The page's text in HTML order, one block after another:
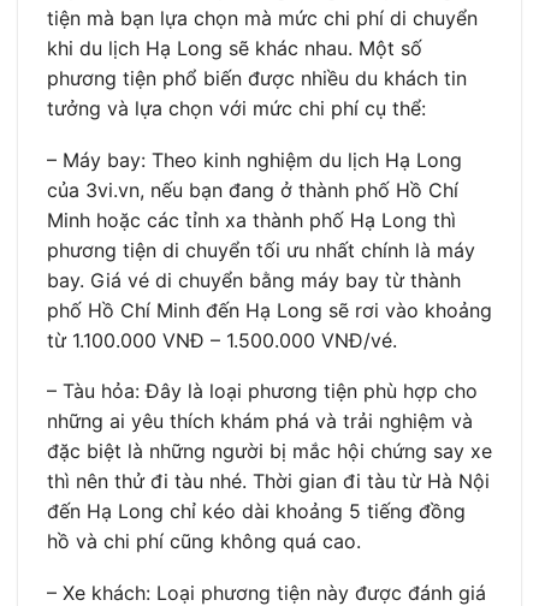
tiện mà bạn lựa chọn mà mức chi phí di chuyển
khi du lịch Hạ Long sẽ khác nhau. Một số
phương tiện phổ biến được nhiều du khách tin
tưởng và lựa chọn với mức chi phí cụ thể:
– Máy bay: Theo kinh nghiệm du lịch Hạ Long
của 3vi.vn, nếu bạn đang ở thành phố Hồ Chí
Minh hoặc các tỉnh xa thành phố Hạ Long thì
phương tiện di chuyển tối ưu nhất chính là máy
bay. Giá vé di chuyển bằng máy bay từ thành
phố Hồ Chí Minh đến Hạ Long sẽ rơi vào khoảng
từ 1.100.000 VNĐ – 1.500.000 VNĐ/vé.
– Tàu hỏa: Đây là loại phương tiện phù hợp cho
những ai yêu thích khám phá và trải nghiệm và
đặc biệt là những người bị mắc hội chứng say xe
thì nên thử đi tàu nhé. Thời gian đi tàu từ Hà Nội
đến Hạ Long chỉ kéo dài khoảng 5 tiếng đồng
hồ và chi phí cũng không quá cao.
– Xe khách: Loại phương tiện này được đánh giá